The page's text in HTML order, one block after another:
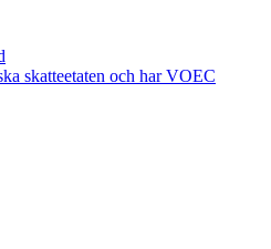
skatteetaten och har VOEC